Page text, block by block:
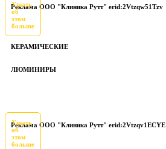
Реклама ООО "Клиника Рутт" erid:2Vtzqw51Tzv
Узнать
об
этом
больше
КЕРАМИЧЕСКИЕ
ЛЮМИНИРЫ
Реклама ООО "Клиника Рутт" erid:2Vtzqv1ECYE
Узнать
об
этом
больше